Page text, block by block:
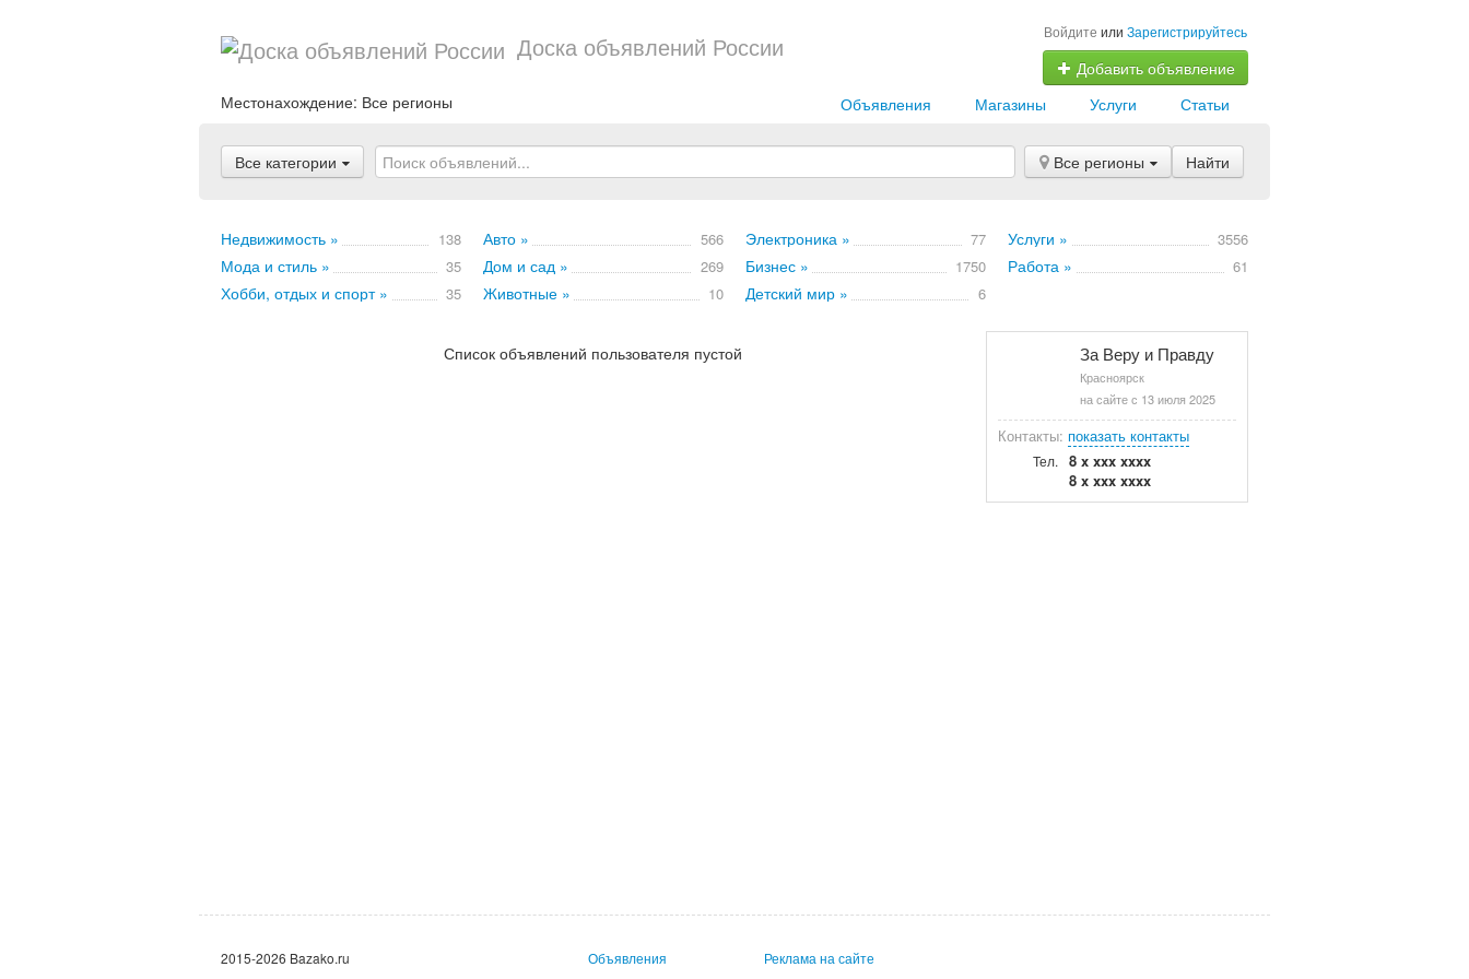
Доска объявлений России Войдите или Зарегистрируйтесь
Добавить объявление
Местонахождение: Все регионы Статьи
Услуги
Магазины
Объявления
Все категории Все регионы Найти
Недвижимость » 138 Авто » 566 Электроника » 77 Услуги » 3556
Мода и стиль » 35 Дом и сад » 269 Бизнес » 1750 Работа » 61
Хобби, отдых и спорт » 35 Животные » 10 Детский мир » 6
Список объявлений пользователя пустой За Веру и Правду
Красноярск
на сайте с 13 июля 2025
Контакты: показать контакты
Тел.
8 x xxx xxxx
8 x xxx xxxx
2015-2026 Bazako.ru Объявления Реклама на сайте